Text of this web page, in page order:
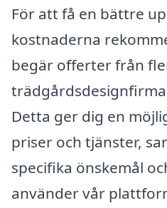
För att få en bättre
kostnaderna
begär offerter från
Detta ger dig en
priser och tjänster,
specifika önskemål
använder vår